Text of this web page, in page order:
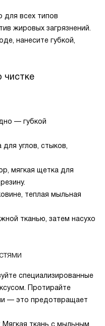
для всех типов
жировых загрязнений.
нанесите губкой,
чистке
— губкой
углов, стыков,
мягкая щетка для
теплая мыльная
тканью, затем насухо
специализированные
Протирайте
— это предотвращает
ткань с мыльным